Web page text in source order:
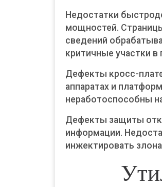
Недостатки
мощностей.
сведений
критичные участки в
Дефекты кросс-
аппаратах и
неработоспособны
Дефекты защиты
информации.
инжектировать